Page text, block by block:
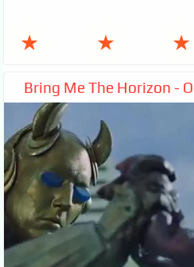
★ ★ ★
Bring Me The Horizon -